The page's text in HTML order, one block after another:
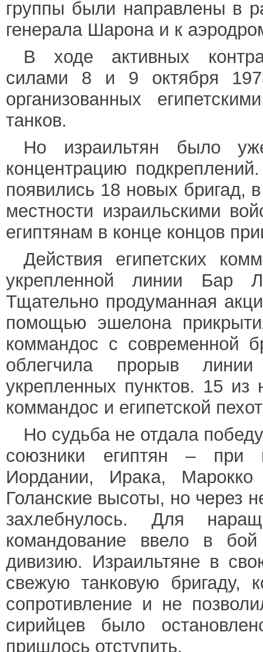
группы были направлены в
генерала Шарона и к
В ходе активных
силами 8 и 9 октября
организованных
танков.
Но израильтян было
концентрацию
появились 18 новых бригад,
местности израильскими
египтянам в конце концов
Действия египетских
укрепленной линии Бар
Тщательно продуманная
помощью эшелона
коммандос с современной
облегчила прорыв
укрепленных пунктов. 15
коммандос и египетской
Но судьба не отдала
союзники египтян – при
Иордании, Ирака,
Голанские высоты, но через
захлебнулось. Для
командование ввело в
дивизию. Израильтяне в
свежую танковую бригаду,
сопротивление и не
сирийцев было
пришлось отступить.